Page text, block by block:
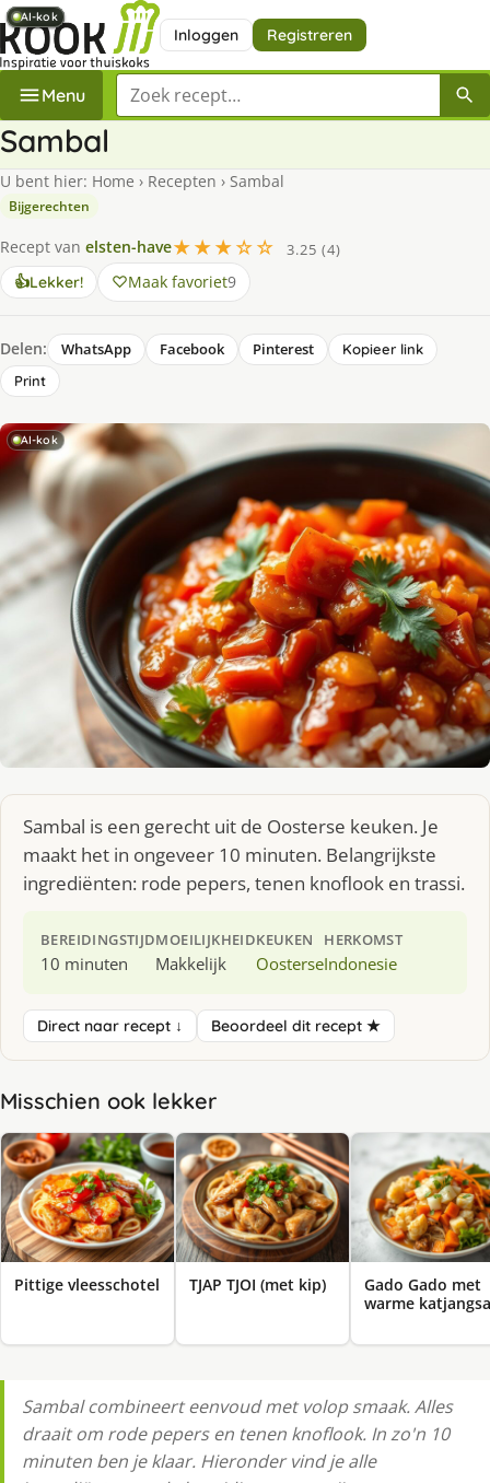
Inloggen Registreren
Menu Zoek een recept
Sambal
U bent hier: Home › Recepten › Sambal
Bijgerechten
Recept van elsten-have★★★☆☆
3.25 (4)
👍Lekker! Maak favoriet9
Delen: WhatsApp Facebook Pinterest
Kopieer link
Print
AI-kok
Sambal is een gerecht uit de Oosterse keuken. Je
maakt het in ongeveer 10 minuten. Belangrijkste
ingrediënten: rode pepers, tenen knoflook en trassi.
BEREIDINGSTIJD
10 minuten
MOEILIJKHEID
Makkelijk
KEUKEN
Oosterse
HERKOMST
Indonesie
Direct naar recept ↓ Beoordeel dit recept ★
Misschien ook lekker
AI-kok
Pittige vleesschotel
AI-kok
TJAP TJOI (met kip)
AI-kok
Gado Gado met
warme
AI-kok
AI-kok
AI-kok
Sambal combineert eenvoud met volop smaak. Alles
draait om rode pepers en tenen knoflook. In zo'n 10
minuten ben je klaar. Hieronder vind je alle